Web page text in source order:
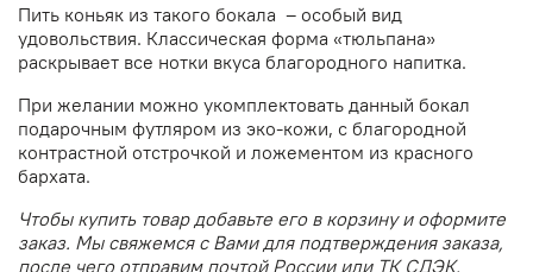
Пить коньяк из такого бокала – особый вид
удовольствия. Классическая форма «тюльпана»
раскрывает все нотки вкуса благородного напитка.
При желании можно укомплектовать данный бокал
подарочным футляром из эко-кожи, с благородной
контрастной отстрочкой и ложементом из красного
бархата.
Чтобы купить товар добавьте его в корзину и оформите
заказ. Мы свяжемся с Вами для подтверждения заказа,
после чего отправим почтой России или ТК СДЭК.